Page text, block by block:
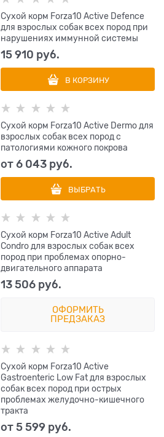
Сухой корм Forza10 Active Defence
для взрослых собак всех пород при
нарушениях иммунной системы
15 910 руб.
В КОРЗИНУ
Сухой корм Forza10 Active Dermo для
взрослых собак всех пород с
патологиями кожного покрова
от6 043 руб.
ВЫБРАТЬ
Сухой корм Forza10 Active Adult
Condro для взрослых собак всех
пород при проблемах опорно-
двигательного аппарата
13 506 руб.
ОФОРМИТЬ
ПРЕДЗАКАЗ
Сухой корм Forza10 Active
Gastroenteric Low Fat для взрослых
собак всех пород при острых
проблемах желудочно-кишечного
тракта
от5 599 руб.